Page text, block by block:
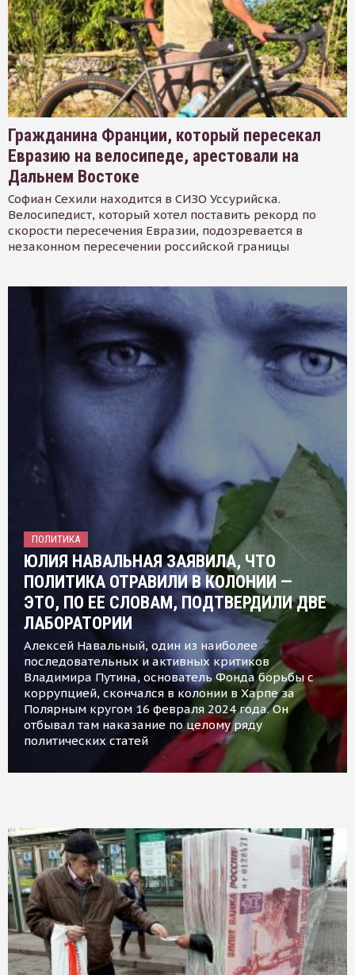
Гражданина Франции, который пересекал
Евразию на велосипеде, арестовали на
Дальнем Востоке
Софиан Сехили находится в СИЗО Уссурийска.
Велосипедист, который хотел поставить рекорд по
скорости пересечения Евразии, подозревается в
незаконном пересечении российской границы
ПОЛИТИКА
ЮЛИЯ НАВАЛЬНАЯ ЗАЯВИЛА, ЧТО
ПОЛИТИКА ОТРАВИЛИ В КОЛОНИИ —
ЭТО, ПО ЕЕ СЛОВАМ, ПОДТВЕРДИЛИ ДВЕ
ЛАБОРАТОРИИ
Алексей Навальный, один из наиболее
последовательных и активных критиков
Владимира Путина, основатель Фонда борьбы с
коррупцией, скончался в колонии в Харпе за
Полярным кругом 16 февраля 2024 года. Он
отбывал там наказание по целому ряду
политических статей